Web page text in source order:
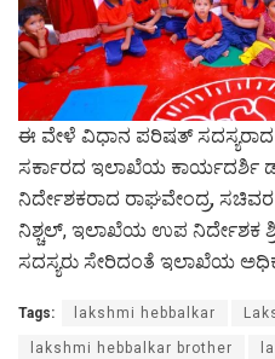
ಈ ವೇಳೆ ವಿಧಾನ ಪರಿಷತ್
ಸರ್ಕಾರದ ಇಲಾಖೆಯ ಕಾರ್ಯದರ್ಶಿ
ನಿರ್ದೇಶಕರಾದ ರಾಘವೇಂದ್ರ,
ನಿಶ್ಚಲ್, ಇಲಾಖೆಯ ಉಪ ನಿರ್ದೇಶಕ
ಸದಸ್ಯರು ಸೇರಿದಂತೆ ಇಲಾಖೆಯ
Tags: lakshmi hebbalkar​​
lakshmi hebbalkar brother